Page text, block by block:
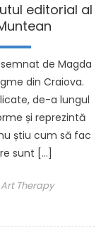
editorial al
de Magda
din Craiova.
de-a lungul
și reprezintă
știu cum să fac
sunt […]
Therapy